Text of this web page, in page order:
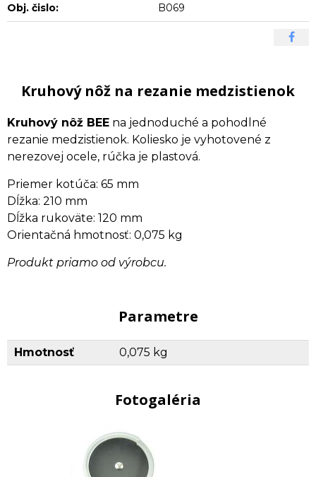
Obj. čislo: B069
Kruhový nôž na rezanie medzistienok
Kruhový nôž BEE na jednoduché a pohodlné
rezanie medzistienok. Koliesko je vyhotovené z
nerezovej ocele, rúčka je plastová.
Priemer kotúča: 65 mm
Dĺžka: 210 mm
Dĺžka rukoväte: 120 mm
Orientačná hmotnosť: 0,075 kg
Produkt priamo od výrobcu.
Parametre
Hmotnosť 0,075 kg
Fotogaléria